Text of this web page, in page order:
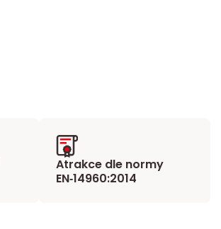
Atrakce dle normy
EN‑14960:2014